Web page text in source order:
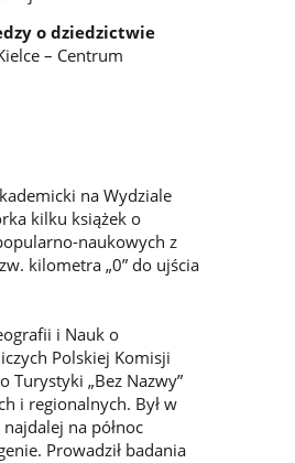
o dziedzictwie
– Centrum
na Wydziale
kilku książek o
naukowych z
kilometra „0” do ujścia
i Nauk o
Polskiej Komisji
Turystyki „Bez Nazwy”
i regionalnych. Był w
na północ
Prowadził badania